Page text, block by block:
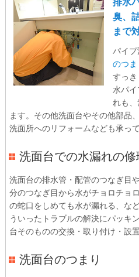
臭、
まで
パイ
のつま
すっ
水パ
れも
ます。その他洗面台やその他部品
洗面所へのリフォームなども承っ
洗面台での水漏れの修
洗面台の排水管・配管のつなぎ目
分のつなぎ目から水がチョロチョ
の蛇口をしめても水が漏れる、な
ういったトラブルの解決にパッキ
台そのものの交換・取り付け・設
洗面台のつまり